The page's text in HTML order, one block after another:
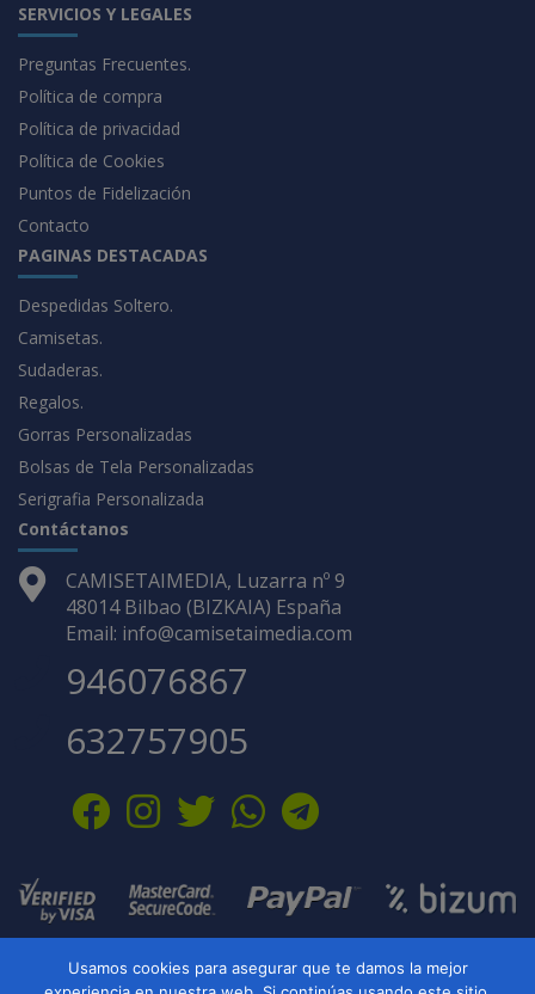
SERVICIOS Y LEGALES
Preguntas Frecuentes.
Política de compra
Política de privacidad
Política de Cookies
Puntos de Fidelización
Contacto
PAGINAS DESTACADAS
Despedidas Soltero.
Camisetas.
Sudaderas.
Regalos.
Gorras Personalizadas
Bolsas de Tela Personalizadas
Serigrafia Personalizada
Contáctanos
CAMISETAIMEDIA, Luzarra nº 9
48014 Bilbao (BIZKAIA) España
Email: info@camisetaimedia.com
946076867
632757905
Camisetaimedia comercio electrónico de artículos personalizados ·
Usamos cookies para asegurar que te damos la mejor